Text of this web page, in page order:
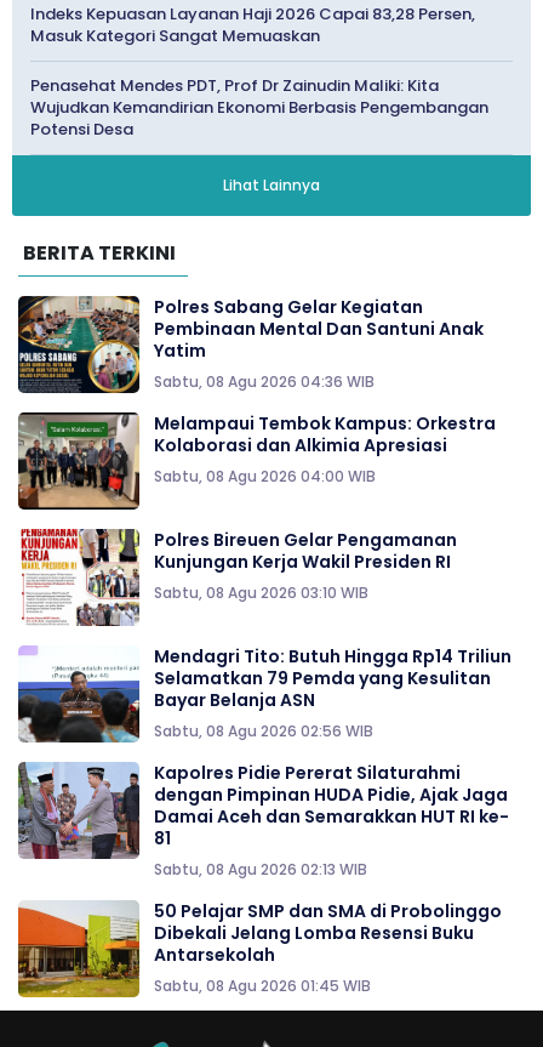
Indeks Kepuasan Layanan Haji 2026 Capai 83,28 Persen,
Masuk Kategori Sangat Memuaskan
Penasehat Mendes PDT, Prof Dr Zainudin Maliki: Kita
Wujudkan Kemandirian Ekonomi Berbasis Pengembangan
Potensi Desa
Lihat Lainnya
BERITA TERKINI
Polres Sabang Gelar Kegiatan
Pembinaan Mental Dan Santuni Anak
Yatim
Sabtu, 08 Agu 2026 04:36 WIB
Melampaui Tembok Kampus: Orkestra
Kolaborasi dan Alkimia Apresiasi
Sabtu, 08 Agu 2026 04:00 WIB
Polres Bireuen Gelar Pengamanan
Kunjungan Kerja Wakil Presiden RI
Sabtu, 08 Agu 2026 03:10 WIB
Mendagri Tito: Butuh Hingga Rp14 Triliun
Selamatkan 79 Pemda yang Kesulitan
Bayar Belanja ASN
Sabtu, 08 Agu 2026 02:56 WIB
‎‎Kapolres Pidie Pererat Silaturahmi
dengan Pimpinan HUDA Pidie, Ajak Jaga
Damai Aceh dan Semarakkan HUT RI ke-
81
Sabtu, 08 Agu 2026 02:13 WIB
50 Pelajar SMP dan SMA di Probolinggo
Dibekali Jelang Lomba Resensi Buku
Antarsekolah
Sabtu, 08 Agu 2026 01:45 WIB